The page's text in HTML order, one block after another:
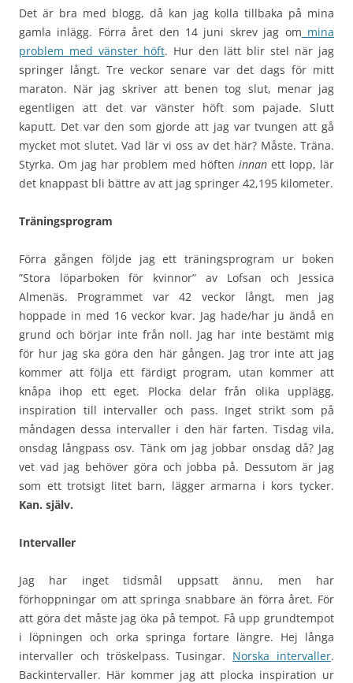
Det är bra med blogg, då kan jag kolla tillbaka på mina
gamla inlägg. Förra året den 14 juni skrev jag om mina
problem med vänster höft. Hur den lätt blir stel när jag
springer långt. Tre veckor senare var det dags för mitt
maraton. När jag skriver att benen tog slut, menar jag
egentligen att det var vänster höft som pajade. Slutt
kaputt. Det var den som gjorde att jag var tvungen att gå
mycket mot slutet. Vad lär vi oss av det här? Måste. Träna.
Styrka. Om jag har problem med höften innanett lopp, lär
det knappast bli bättre av att jag springer 42,195 kilometer.
Träningsprogram
Förra gången följde jag ett träningsprogram ur boken
”Stora löparboken för kvinnor” av Lofsan och Jessica
Almenäs. Programmet var 42 veckor långt, men jag
hoppade in med 16 veckor kvar. Jag hade/har ju ändå en
grund och börjar inte från noll. Jag har inte bestämt mig
för hur jag ska göra den här gången. Jag tror inte att jag
kommer att följa ett färdigt program, utan kommer att
knåpa ihop ett eget. Plocka delar från olika upplägg,
inspiration till intervaller och pass. Inget strikt som på
måndagen dessa intervaller i den här farten. Tisdag vila,
onsdag långpass osv. Tänk om jag jobbar onsdag då? Jag
vet vad jag behöver göra och jobba på. Dessutom är jag
som ett trotsigt litet barn, lägger armarna i kors tycker.
Kan. själv.
Intervaller
Jag har inget tidsmål uppsatt ännu, men har
förhoppningar om att springa snabbare än förra året. För
att göra det måste jag öka på tempot. Få upp grundtempot
i löpningen och orka springa fortare längre. Hej långa
intervaller och tröskelpass. Tusingar. Norska intervaller.
Backintervaller. Här kommer jag att plocka inspiration ur